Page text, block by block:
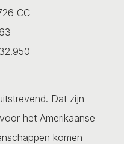
CC
Dat zijn
het Amerikaanse
komen